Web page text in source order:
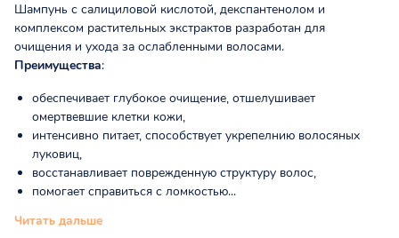
Шампунь с салициловой кислотой, декспантенолом и
комплексом растительных экстрактов разработан для
очищения и ухода за ослабленными волосами.
Преимущества:
обеспечивает глубокое очищение, отшелушивает
омертвевшие клетки кожи,
интенсивно питает, способствует укрепелнию волосяных
луковиц,
восстанавливает поврежденную структуру волос,
помогает справиться с ломкостью...
Читать дальше